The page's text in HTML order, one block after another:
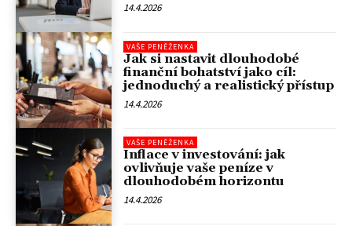
14.4.2026
VAŠE PENĚŽENKA
Jak si nastavit dlouhodobé
finanční bohatství jako cíl:
jednoduchý a realistický přístup
14.4.2026
VAŠE PENĚŽENKA
Inflace v investování: jak
ovlivňuje vaše peníze v
dlouhodobém horizontu
14.4.2026